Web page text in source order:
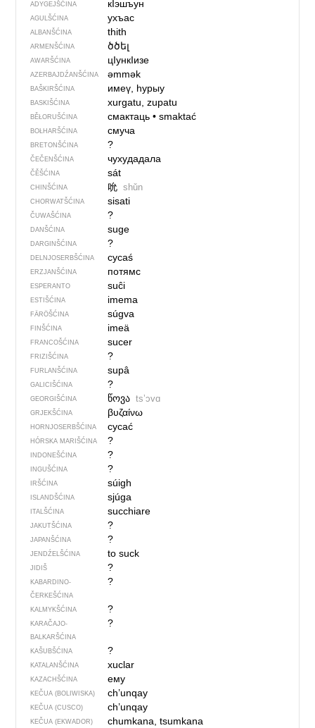
ADYGEJŠĆINA кIэшъун
AGULŠĆINA ухъас
ALBANŠĆINA thith
ARMENŠĆINA ծծել
AWARŠĆINA цIункIизе
AZERBAJDŹANŠĆINA əmmək
BAŠKIRŠĆINA имеү, һурыу
BASKIŠĆINA xurgatu, zupatu
BĚŁORUŠĆINA смактаць• smaktać
BOŁHARŠĆINA смуча
BRETONŠĆINA ?
ČEČENŠĆINA чухудадала
ČĚŠĆINA sát
CHINŠĆINA 吮 shǔn
CHORWATŠĆINA sisati
ČUWAŠĆINA ?
DANŠĆINA suge
DARGINŠĆINA ?
DELNJOSERBŠĆINA cycaś
ERZJANŠĆINA потямс
ESPERANTO suĉi
ESTIŠĆINA imema
FÄRÖŠĆINA súgva
FINŠĆINA imeä
FRANCOŠĆINA sucer
FRIZIŠĆINA ?
FURLANŠĆINA supâ
GALICIŠĆINA ?
GEORGIŠĆINA წოვა tsʼɔvɑ
GRJEKŠĆINA βυζαίνω
HORNJOSERBŠĆINA cycać
HÓRSKA MARIŠĆINA ?
INDONEŠĆINA ?
INGUŠĆINA ?
IRŠĆINA súigh
ISLANDŠĆINA sjúga
ITALŠĆINA succhiare
JAKUTŠĆINA ?
JAPANŠĆINA ?
JENDŹELŠĆINA to suck
JIDIŠ ?
KABARDINO-
ČERKEŠĆINA
?
KALMYKŠĆINA ?
KARAČAJO-
BALKARŠĆINA
?
KAŠUBŠĆINA ?
KATALANŠĆINA xuclar
KAZACHŠĆINA ему
KEČUA (BOLIWISKA) ch’unqay
KEČUA (CUSCO) ch’unqay
KEČUA (EKWADOR) chumkana, tsumkana